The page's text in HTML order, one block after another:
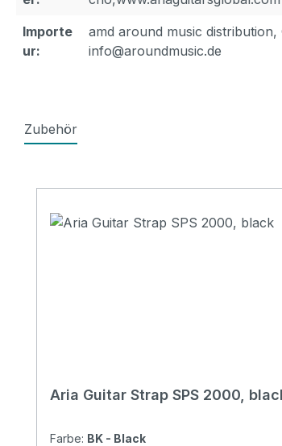
Importe
ur:
amd around music
info@aroundmusic.de
Zubehör
Aria Guitar Strap SPS 2000,
Farbe: BK - Black